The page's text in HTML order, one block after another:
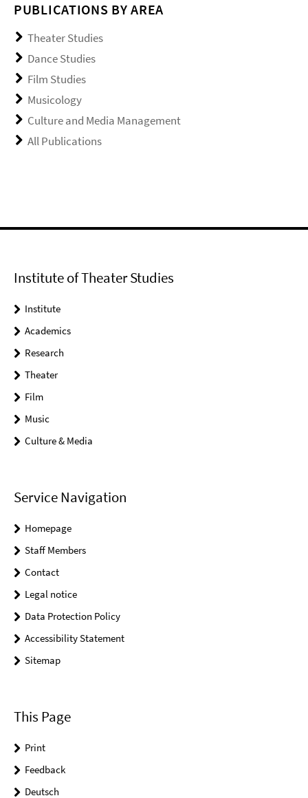
PUBLICATIONS BY AREA
Theater Studies
Dance Studies
Film Studies
Musicology
Culture and Media Management
All Publications
Institute of Theater Studies
Institute
Academics
Research
Theater
Film
Music
Culture & Media
Service Navigation
Homepage
Staff Members
Contact
Legal notice
Data Protection Policy
Accessibility Statement
Sitemap
This Page
Print
Feedback
Deutsch